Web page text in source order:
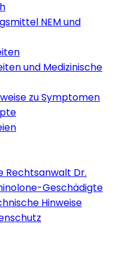
NEM und
und Medizinische
zu Symptomen
Rechtsanwalt Dr.
Geschädigte
Hinweise